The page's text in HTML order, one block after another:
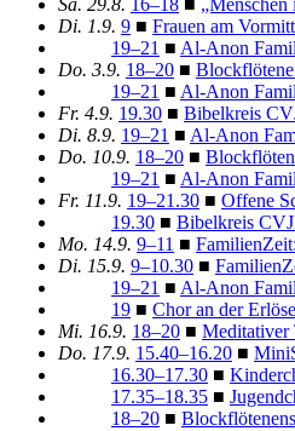
Sa. 29.8. 16–18 ■
Di. 1.9. 9 ■ Frauen am
19–21 ■ Al-Anon
Do. 3.9. 18–20 ■
19–21 ■ Al-Anon
Fr. 4.9. 19.30 ■ Bibelkreis
Di. 8.9. 19–21 ■ Al-Anon
Do. 10.9. 18–20 ■
19–21 ■ Al-Anon
Fr. 11.9. 19–21.30 ■ Offene
19.30 ■ Bibelkreis
Mo. 14.9. 9–11 ■
Di. 15.9. 9–10.30 ■
19–21 ■ Al-Anon
19 ■ Chor an der
Mi. 16.9. 18–20 ■ Meditativer
Do. 17.9. 15.40–16.20 ■
16.30–17.30 ■
17.35–18.35 ■
18–20 ■